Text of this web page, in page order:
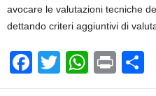
avocare le valutazioni tec­niche
dettando criteri aggiuntivi di
F
a
T
wi
W
h
Pr
in o